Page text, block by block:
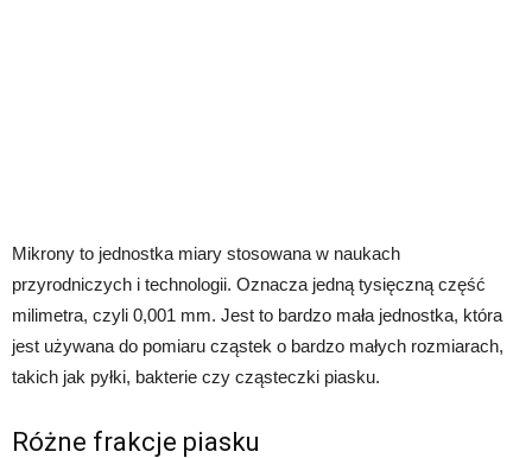
Mikrony to jednostka miary stosowana w naukach
przyrodniczych i technologii. Oznacza jedną tysięczną część
milimetra, czyli 0,001 mm. Jest to bardzo mała jednostka, która
jest używana do pomiaru cząstek o bardzo małych rozmiarach,
takich jak pyłki, bakterie czy cząsteczki piasku.
Różne frakcje piasku